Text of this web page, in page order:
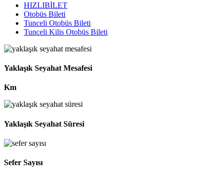
HIZLIBİLET
Otobüs Bileti
Tunceli Otobüs Bileti
Tunceli Kilis Otobüs Bileti
Yaklaşık Seyahat Mesafesi
Km
Yaklaşık Seyahat Süresi
Sefer Sayısı